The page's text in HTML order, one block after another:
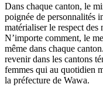
Dans chaque canton, le
poignée de personnalités
matérialiser le respect
N’importe comment, le
même dans chaque
revenir dans les cantons
femmes qui au quotidien
la préfecture de Wawa.